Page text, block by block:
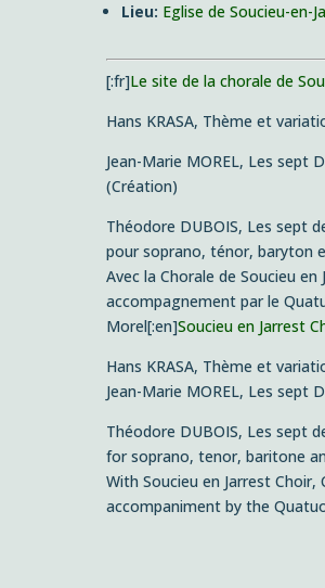
Lieu: Eglise de Soucieu-en-
[:fr]Le site de la chorale de
Hans KRASA, Thème et
Jean-Marie MOREL, Les sept
(Création)
Théodore DUBOIS, Les sept
pour soprano, ténor, baryton
Avec la Chorale de Soucieu
accompagnement par le
Morel[:en]Soucieu en Jarrest
Hans KRASA, Thème et
Jean-Marie MOREL, Les sept
Théodore DUBOIS, Les sept
for soprano, tenor, baritone
With Soucieu en Jarrest Choir,
accompaniment by the